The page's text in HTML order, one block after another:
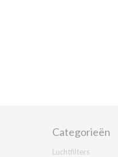
Categorieën
Luchtfilters